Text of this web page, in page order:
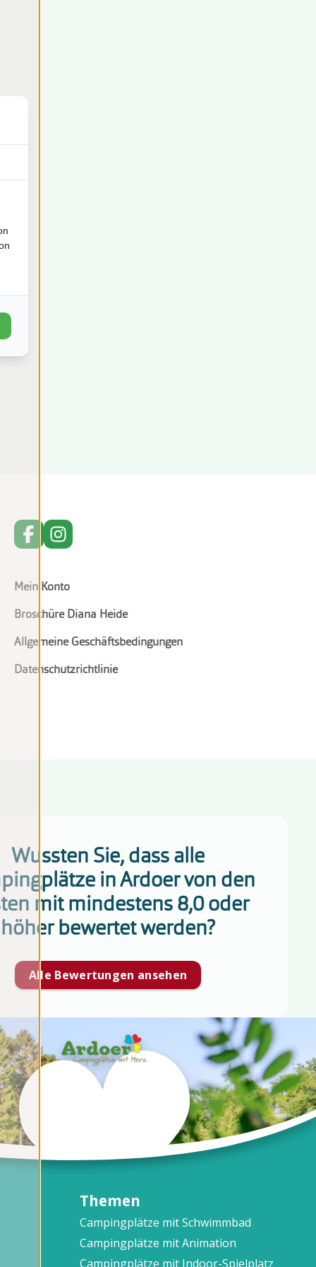
Mein Konto
Broschüre Diana Heide
Allgemeine Geschäftsbedingungen
Datenschutzrichtlinie
Wussten Sie, dass alle
in Ardoer von den
mit mindestens 8,0 oder
höher bewertet werden?
Alle Bewertungen ansehen
Themen
Campingplätze mit Schwimmbad
Campingplätze mit Animation
Campingplätze mit Indoor-Spielplatz